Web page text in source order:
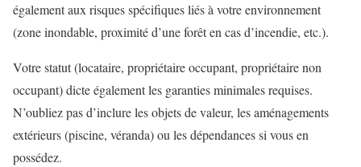
également aux risques spécifiques liés à votre environnement
(zone inondable, proximité d’une forêt en cas d’incendie, etc.).
Votre statut (locataire, propriétaire occupant, propriétaire non
occupant) dicte également les garanties minimales requises.
N’oubliez pas d’inclure les objets de valeur, les aménagements
extérieurs (piscine, véranda) ou les dépendances si vous en
possédez.